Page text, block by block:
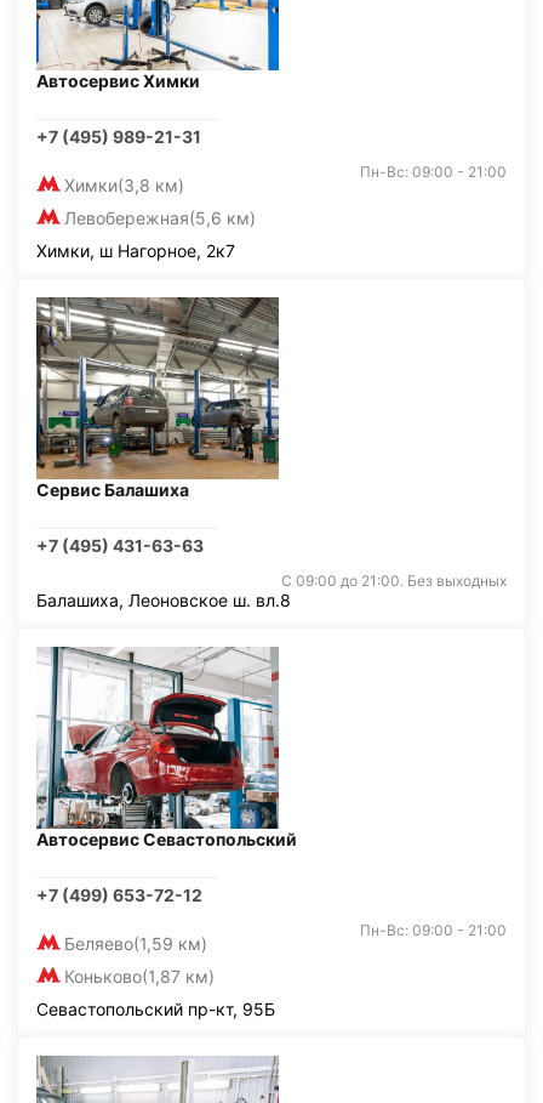
Автосервис Химки
+7 (495) 989-21-31
Химки(3,8 км)
Левобережная(5,6 км)
Пн-Вс: 09:00 - 21:00
Химки, ш Нагорное, 2к7
Сервис Балашиха
+7 (495) 431-63-63
С 09:00 до 21:00. Без выходных
Балашиха, Леоновское ш. вл.8
Автосервис Севастопольский
+7 (499) 653-72-12
Беляево(1,59 км)
Коньково(1,87 км)
Пн-Вс: 09:00 - 21:00
Севастопольский пр-кт, 95Б